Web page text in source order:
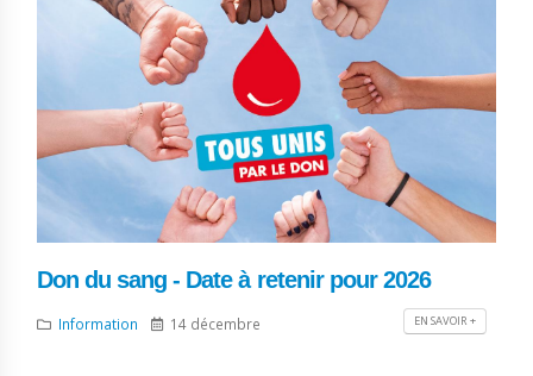
Don du sang - Date à retenir pour 2026
Information 14 décembre EN SAVOIR +